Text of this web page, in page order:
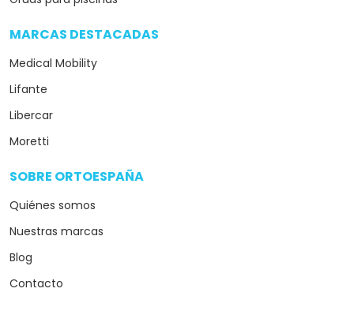
MARCAS DESTACADAS
Medical Mobility
Lifante
Libercar
Moretti
SOBRE ORTOESPAÑA
Quiénes somos
Nuestras marcas
Blog
Contacto